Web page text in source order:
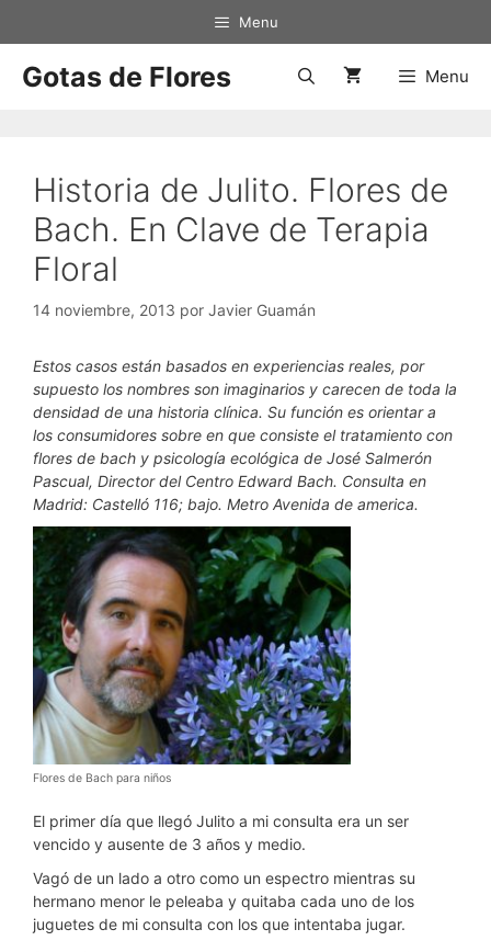
Menu
Gotas de Flores Menu
Historia de Julito. Flores de
Bach. En Clave de Terapia
Floral
14 noviembre, 2013 por Javier Guamán
Estos casos están basados en experiencias reales, por
supuesto los nombres son imaginarios y carecen de toda la
densidad de una historia clínica. Su función es orientar a
los consumidores sobre en que consiste el tratamiento con
flores de bach y psicología ecológica de José Salmerón
Pascual, Director del Centro Edward Bach. Consulta en
Madrid: Castelló 116; bajo. Metro Avenida de america.
Flores de Bach para niños
El primer día que llegó Julito a mi consulta era un ser
vencido y ausente de 3 años y medio.
Vagó de un lado a otro como un espectro mientras su
hermano menor le peleaba y quitaba cada uno de los
juguetes de mi consulta con los que intentaba jugar.